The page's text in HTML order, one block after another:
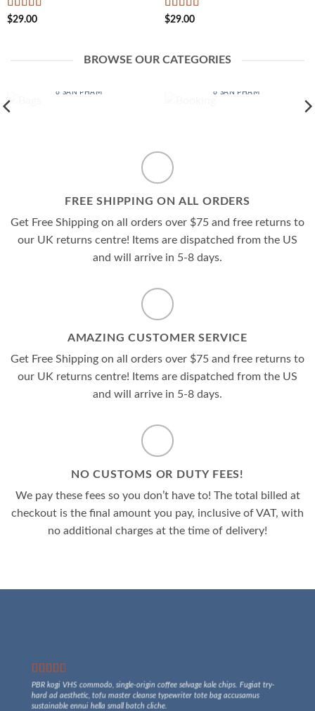
Được
$29.00
Được xếp
$29.00
BROWSE OUR CATEGORIES
6 SẢN PHẨM 6 SẢN PHẨM
FREE SHIPPING ON ALL ORDERS
Get Free Shipping on all orders over $75 and free returns to
our UK returns centre! Items are dispatched from the US
and will arrive in 5-8 days.
AMAZING CUSTOMER SERVICE
Get Free Shipping on all orders over $75 and free returns to
our UK returns centre! Items are dispatched from the US
and will arrive in 5-8 days.
NO CUSTOMS OR DUTY FEES!
We pay these fees so you don’t have to! The total billed at
checkout is the final amount you pay, inclusive of VAT, with
no additional charges at the time of delivery!
PBR kogi VHS commodo, single-origin coffee selvage kale chips. Fugiat try-
hard ad aesthetic, tofu master cleanse typewriter tote bag accusamus
sustainable ennui hella small batch cliche.